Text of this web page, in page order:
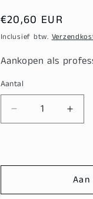
Normale
prijs
€20,60 EUR
Inclusief btw.
Aankopen als
Aantal
Aantal
verlagen
Color
250ml